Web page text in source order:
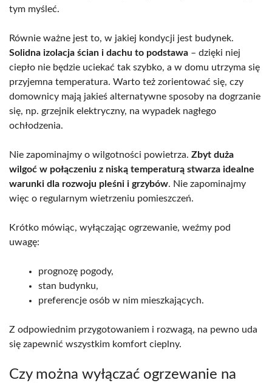
tym myśleć.
Równie ważne jest to, w jakiej kondycji jest budynek.
Solidna izolacja ścian i dachu to podstawa – dzięki niej
ciepło nie będzie uciekać tak szybko, a w domu utrzyma się
przyjemna temperatura. Warto też zorientować się, czy
domownicy mają jakieś alternatywne sposoby na dogrzanie
się, np. grzejnik elektryczny, na wypadek nagłego
ochłodzenia.
Nie zapominajmy o wilgotności powietrza. Zbyt duża
wilgoć w połączeniu z niską temperaturą stwarza idealne
warunki dla rozwoju pleśni i grzybów. Nie zapominajmy
więc o regularnym wietrzeniu pomieszczeń.
Krótko mówiąc, wyłączając ogrzewanie, weźmy pod
uwagę:
prognozę pogody,
stan budynku,
preferencje osób w nim mieszkających.
Z odpowiednim przygotowaniem i rozwagą, na pewno uda
się zapewnić wszystkim komfort cieplny.
Czy można wyłączać ogrzewanie na